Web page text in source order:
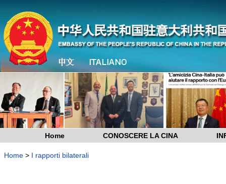
Home CONOSCERE LA CINA
Home > I rapporti bilaterali